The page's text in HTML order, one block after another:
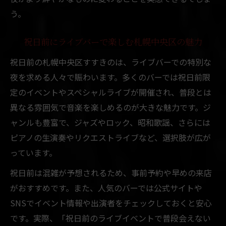
う。
祝日前にライブバーで楽しむ札幌中央区の魅力
祝日前の札幌中央区すすきのは、ライブバーでの特別な
夜を求める人々で賑わいます。多くのバーでは祝日前限
定のイベントやスペシャルライブが開催され、普段とは
異なる雰囲気で音楽を楽しめるのが大きな魅力です。ジ
ャンルも豊富で、ジャズやロック、昭和歌謡、さらには
ピアノの生演奏やリクエストライブなど、選択肢が広が
っています。
祝日前は混雑が予想されるため、事前予約や早めの来店
がおすすめです。また、人気のバーでは公式サイトや
SNSでイベント情報や出演者をチェックしておくと安心
です。実際、「祝日前のライブイベントで普段会えない